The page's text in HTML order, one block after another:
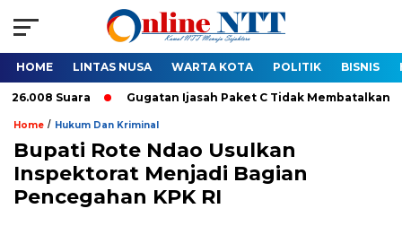
HOME LINTAS NUSA WARTA KOTA POLITIK BISNIS
Suara Gugatan Ijasah Paket C Tidak Membatalkan
Home / Hukum Dan Kriminal
Bupati Rote Ndao Usulkan
Inspektorat Menjadi Bagian
Pencegahan KPK RI